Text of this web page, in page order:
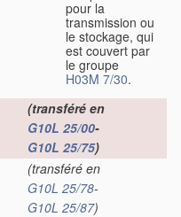
pour la
transmission ou
le stockage, qui
est couvert par
le groupe
H03M 7/30.
(transféré en
G10L 25/00-
G10L 25/75)
(transféré en
G10L 25/78-
G10L 25/87)